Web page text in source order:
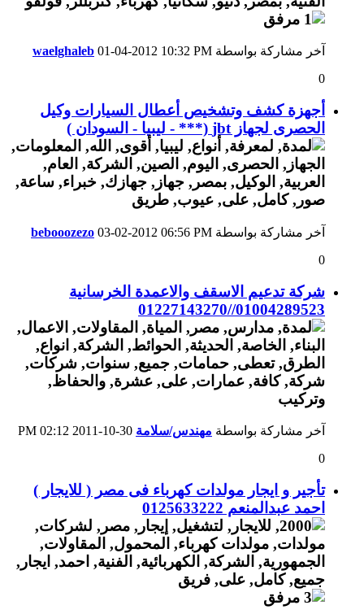
آخر مشاركة بواسطة waelghaleb 01-04-2012 10:32 PM
0
أجهزة كشف وتشخيص أعطال السيارات وكيل
الحصرى لجهاز jbt (*** - ليبيا - السودان )
آخر مشاركة بواسطة bebooozezo 03-02-2012 06:56 PM
0
شركة تدعيم الاسقف والاعمدة الخرسانية
01004289523//01227143270
آخر مشاركة بواسطة مهندس/سلامة
02:12 PM
0
تأجير و ايجار مولدات كهرباء فى مصر ( للايجار )
احمد عبدالمنعم 0125633222